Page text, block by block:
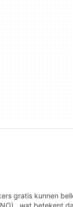
gratis kunnen